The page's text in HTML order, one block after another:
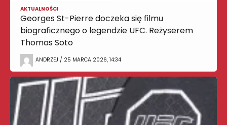
AKTUALNOŚCI
Georges St-Pierre doczeka się filmu
biograficznego o legendzie UFC. Reżyserem
Thomas Soto
ANDRZEJ / 25 MARCA 2026, 14:34